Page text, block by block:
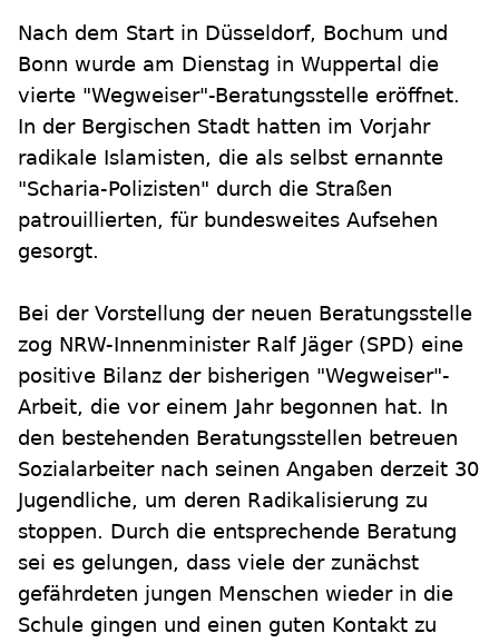
Nach dem Start in Düsseldorf, Bochum und
Bonn wurde am Dienstag in Wuppertal die
vierte "Wegweiser"-Beratungsstelle eröffnet.
In der Bergischen Stadt hatten im Vorjahr
radikale Islamisten, die als selbst ernannte
"Scharia-Polizisten" durch die Straßen
patrouillierten, für bundesweites Aufsehen
gesorgt.
Bei der Vorstellung der neuen Beratungsstelle
zog NRW-Innenminister Ralf Jäger (SPD) eine
positive Bilanz der bisherigen "Wegweiser"-
Arbeit, die vor einem Jahr begonnen hat. In
den bestehenden Beratungsstellen betreuen
Sozialarbeiter nach seinen Angaben derzeit 30
Jugendliche, um deren Radikalisierung zu
stoppen. Durch die entsprechende Beratung
sei es gelungen, dass viele der zunächst
gefährdeten jungen Menschen wieder in die
Schule gingen und einen guten Kontakt zu